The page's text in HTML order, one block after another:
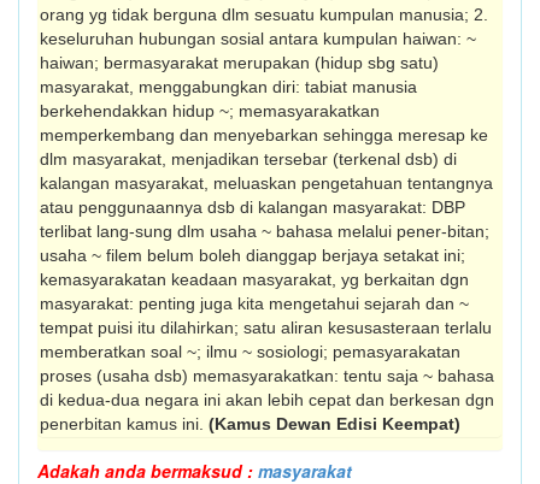
orang yg tidak berguna dlm sesuatu kumpulan manusia; 2.
keseluruhan hubungan sosial antara kumpulan haiwan: ~
haiwan; bermasyarakat merupakan (hidup sbg satu)
masyarakat, menggabungkan diri: tabiat manusia
berkehendakkan hidup ~; memasyarakatkan
memperkembang dan menyebarkan sehingga meresap ke
dlm ma­syarakat, menjadikan tersebar (terkenal dsb) di
kalangan masyarakat, meluaskan penge­tahuan tentangnya
atau penggunaannya dsb di kalangan masyarakat: DBP
terlibat lang-sung dlm usaha ~ bahasa melalui pener-bitan;
usaha ~ filem belum boleh dianggap berjaya setakat ini;
kemasyarakatan keadaan masyarakat, yg berkaitan dgn
masyarakat: penting juga kita mengetahui sejarah dan ~
tempat puisi itu dilahirkan; satu aliran kesusasteraan terlalu
memberatkan soal ~; ilmu ~ sosiologi; pemasyarakatan
proses (usaha dsb) mema­syarakatkan: tentu saja ~ bahasa
di kedua-dua negara ini akan lebih cepat dan berkesan dgn
penerbitan kamus ini. (Kamus Dewan Edisi Keempat)
Adakah anda bermaksud : masyarakat